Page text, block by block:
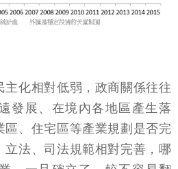
主化相對低弱，政商關係往往
發展、在境內各地區產生落
區、住宅區等產業規劃是否完
立法、司法規範相對完善，哪